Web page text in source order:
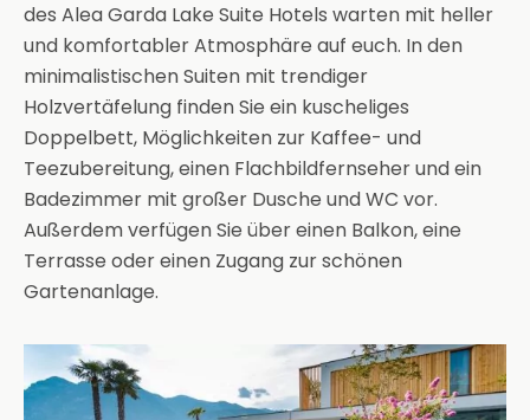
des Alea Garda Lake Suite Hotels warten mit heller
und komfortabler Atmosphäre auf euch. In den
minimalistischen Suiten mit trendiger
Holzvertäfelung finden Sie ein kuscheliges
Doppelbett, Möglichkeiten zur Kaffee- und
Teezubereitung, einen Flachbildfernseher und ein
Badezimmer mit großer Dusche und WC vor.
Außerdem verfügen Sie über einen Balkon, eine
Terrasse oder einen Zugang zur schönen
Gartenanlage.